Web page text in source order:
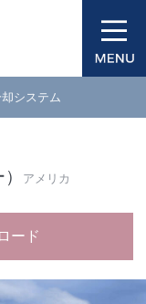
システム
アメリカ
ード